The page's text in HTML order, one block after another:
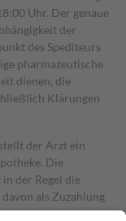
Uhr. Der genaue
der
des Spediteurs
pharmazeutische
dienen, die
Klärungen
der Arzt ein
Die
der Regel die
als Zuzahlung